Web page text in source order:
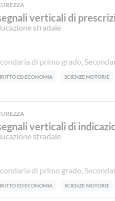
verticali di
stradale
di primo grado,
ED ECONOMIA SCIENZE MOTORIE
verticali di
stradale
di primo grado,
ED ECONOMIA SCIENZE MOTORIE